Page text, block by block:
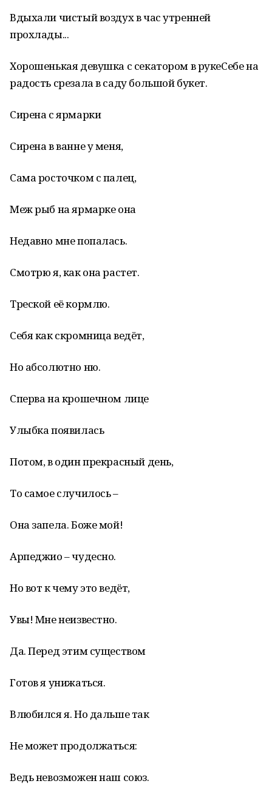
Вдыхали чистый воздух в час утренней
прохлады...
Хорошенькая девушка с секатором в рукеСебе на
радость срезала в саду большой букет.
Сирена с ярмарки
Сирена в ванне у меня,
Сама росточком с палец,
Меж рыб на ярмарке она
Недавно мне попалась.
Смотрю я, как она растет.
Треской её кормлю.
Себя как скромница ведёт,
Но абсолютно ню.
Сперва на крошечном лице
Улыбка появилась
Потом, в один прекрасный день,
То самое случилось –
Она запела. Боже мой!
Арпеджио – чудесно.
Но вот к чему это ведёт,
Увы! Мне неизвестно.
Да. Перед этим существом
Готов я унижаться.
Влюбился я. Но дальше так
Не может продолжаться:
Ведь невозможен наш союз.